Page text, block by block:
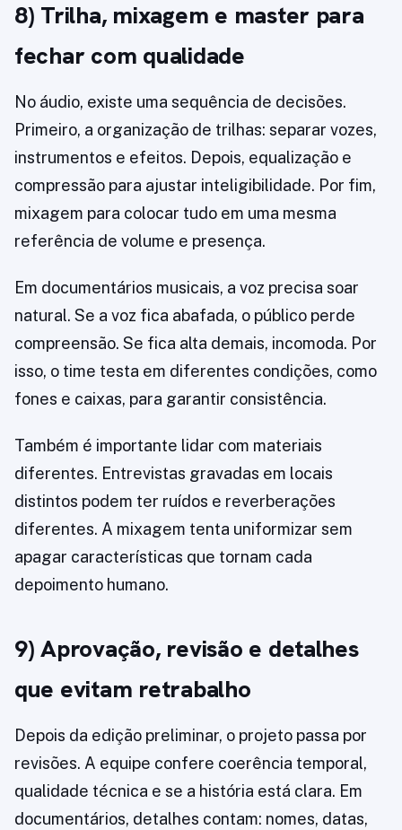
8) Trilha, mixagem e master para
fechar com qualidade
No áudio, existe uma sequência de decisões.
Primeiro, a organização de trilhas: separar vozes,
instrumentos e efeitos. Depois, equalização e
compressão para ajustar inteligibilidade. Por fim,
mixagem para colocar tudo em uma mesma
referência de volume e presença.
Em documentários musicais, a voz precisa soar
natural. Se a voz fica abafada, o público perde
compreensão. Se fica alta demais, incomoda. Por
isso, o time testa em diferentes condições, como
fones e caixas, para garantir consistência.
Também é importante lidar com materiais
diferentes. Entrevistas gravadas em locais
distintos podem ter ruídos e reverberações
diferentes. A mixagem tenta uniformizar sem
apagar características que tornam cada
depoimento humano.
9) Aprovação, revisão e detalhes
que evitam retrabalho
Depois da edição preliminar, o projeto passa por
revisões. A equipe confere coerência temporal,
qualidade técnica e se a história está clara. Em
documentários, detalhes contam: nomes, datas,